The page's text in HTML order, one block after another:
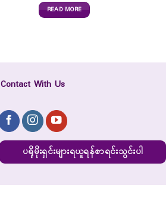
READ MORE
Contact With Us
ပရိုမိုးရှင်းများရယူရန်စာရင်းသွင်းပါ